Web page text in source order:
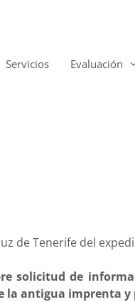
Servicios Evaluación
de Tenerife del
solicitud de
la antigua imprenta y